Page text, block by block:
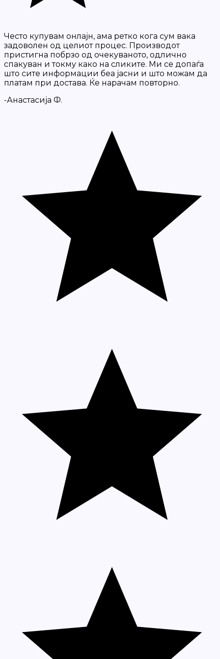
Често купувам онлајн, ама ретко кога сум вака
задоволен од целиот процес. Производот
пристигна побрзо од очекуваното, одлично
спакуван и токму како на сликите. Ми се допаѓа
што сите информации беа јасни и што можам да
платам при достава. Ќе нарачам повторно.
-Анастасија Ф.